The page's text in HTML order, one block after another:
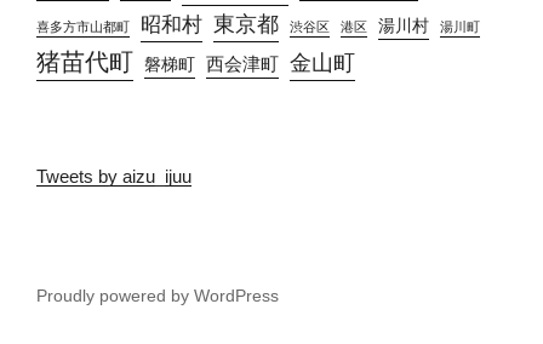
喜多方市山都町 昭和村 東京都 渋谷区 港区 湯川村 湯川町
猪苗代町 磐梯町 西会津町 金山町
Tweets by aizu_ijuu
Proudly powered by WordPress